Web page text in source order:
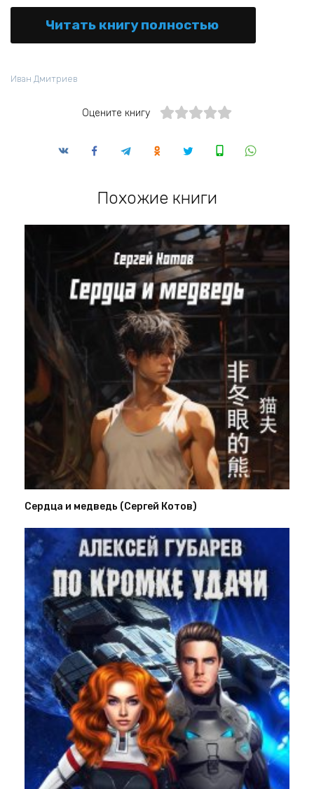
Читать книгу полностью
Иван Дмитриев
Оцените книгу
Похожие книги
Сердца и медведь (Сергей Котов)